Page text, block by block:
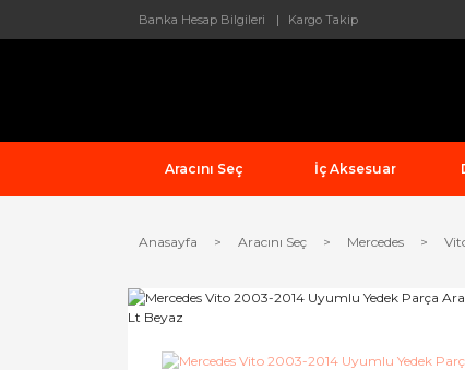
Banka Hesap Bilgileri Kargo Takip
Aracını Seç İç Aksesuar
Anasayfa Aracını Seç Mercedes